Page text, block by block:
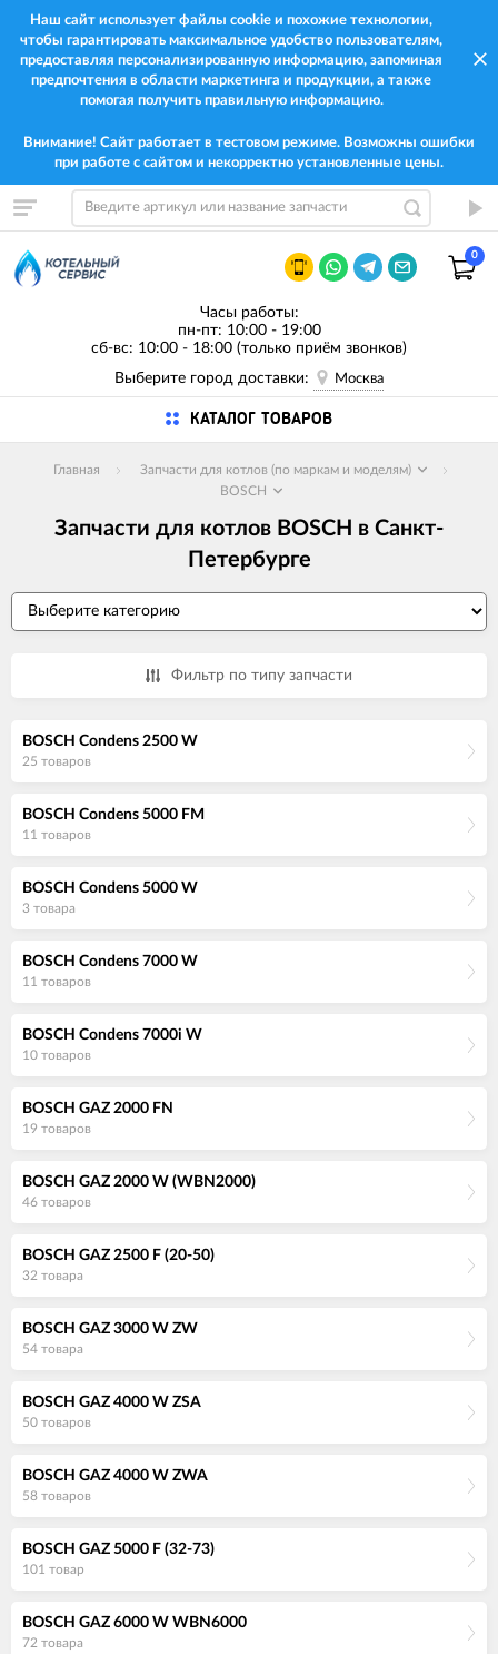
Наш сайт использует файлы cookie и похожие технологии,
чтобы гарантировать максимальное удобство пользователям,
предоставляя персонализированную информацию, запоминая
предпочтения в области маркетинга и продукции, а также
помогая получить правильную информацию.
Внимание! Сайт работает в тестовом режиме. Возможны ошибки
при работе с сайтом и некорректно установленные цены.
0
Часы работы:
пн-пт: 10:00 - 19:00
сб-вс: 10:00 - 18:00 (только приём звонков)
Выберите город доставки:
Москва
КАТАЛОГ ТОВАРОВ
Главная
Запчасти для котлов (по маркам и моделям)
BOSCH
Запчасти для котлов BOSCH в Санкт-
Петербурге
Фильтр по типу запчасти
BOSCH Condens 2500 W
25 товаров
BOSCH Condens 5000 FM
11 товаров
BOSCH Condens 5000 W
3 товара
BOSCH Condens 7000 W
11 товаров
BOSCH Condens 7000i W
10 товаров
BOSCH GAZ 2000 FN
19 товаров
BOSCH GAZ 2000 W (WBN2000)
46 товаров
BOSCH GAZ 2500 F (20-50)
32 товара
BOSCH GAZ 3000 W ZW
54 товара
BOSCH GAZ 4000 W ZSA
50 товаров
BOSCH GAZ 4000 W ZWA
58 товаров
BOSCH GAZ 5000 F (32-73)
101 товар
BOSCH GAZ 6000 W WBN6000
72 товара